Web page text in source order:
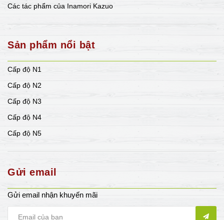
Các tác phẩm của Inamori Kazuo
Sản phẩm nổi bật
Cấp độ N1
Cấp độ N2
Cấp độ N3
Cấp độ N4
Cấp độ N5
Gửi email
Gửi email nhận khuyến mãi